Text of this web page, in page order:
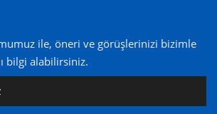
ile, öneri ve görüşlerinizi bizimle
bilgi alabilirsiniz.